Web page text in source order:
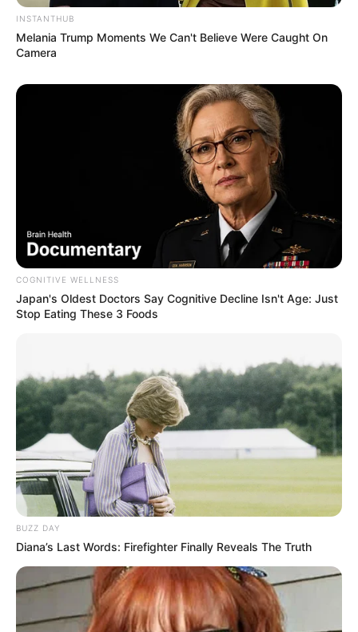
INSTANTHUB
Melania Trump Moments We Can't Believe Were Caught On
Camera
COGNITIVE WELLNESS
Japan's Oldest Doctors Say Cognitive Decline Isn't Age: Just
Stop Eating These 3 Foods
BUZZ DAY
Diana’s Last Words: Firefighter Finally Reveals The Truth